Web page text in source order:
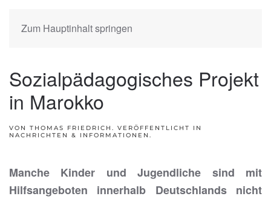
Zum Hauptinhalt springen
Sozialpädagogisches Projekt
in Marokko
VON THOMAS FRIEDRICH. VERÖFFENTLICHT IN
NACHRICHTEN & INFORMATIONEN .
Manche Kinder und Jugendliche sind mit
Hilfsangeboten innerhalb Deutschlands nicht